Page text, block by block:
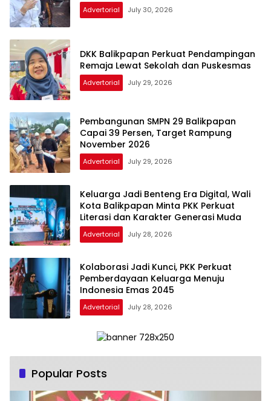
Advertorial July 30, 2026
DKK Balikpapan Perkuat Pendampingan
Remaja Lewat Sekolah dan Puskesmas
Advertorial July 29, 2026
Pembangunan SMPN 29 Balikpapan
Capai 39 Persen, Target Rampung
November 2026
Advertorial July 29, 2026
Keluarga Jadi Benteng Era Digital, Wali
Kota Balikpapan Minta PKK Perkuat
Literasi dan Karakter Generasi Muda
Advertorial July 28, 2026
Kolaborasi Jadi Kunci, PKK Perkuat
Pemberdayaan Keluarga Menuju
Indonesia Emas 2045
Advertorial July 28, 2026
Popular Posts